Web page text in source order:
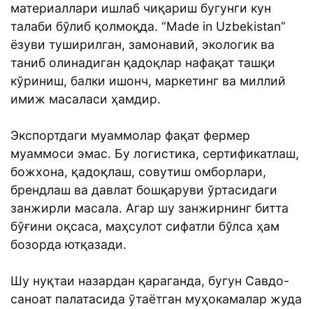
материаллари ишлаб чиқариш бугунги кун
талаби бўлиб қолмоқда. “Made in Uzbekistan”
ёзуви туширилган, замонавий, экологик ва
таниб олинадиган қадоқлар нафақат ташқи
кўриниш, балки ишонч, маркетинг ва миллий
имиж масаласи ҳамдир.
Экспортдаги муаммолар фақат фермер
муаммоси эмас. Бу логистика, сертификатлаш,
божхона, қадоқлаш, совутиш омборлари,
брендлаш ва давлат бошқаруви ўртасидаги
занжирли масала. Агар шу занжирнинг битта
бўғини оқсаса, маҳсулот сифатли бўлса ҳам
бозорда ютқазади.
Шу нуқтаи назардан қараганда, бугун Савдо-
саноат палатасида ўтаётган муҳокамалар жуда